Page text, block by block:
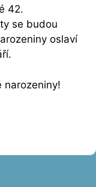
42.
se budou
oslaví
narozeniny!